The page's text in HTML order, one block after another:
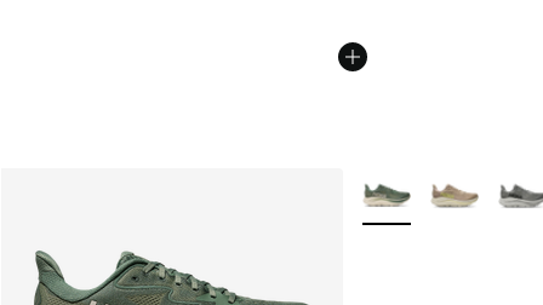
Plus de couleurs